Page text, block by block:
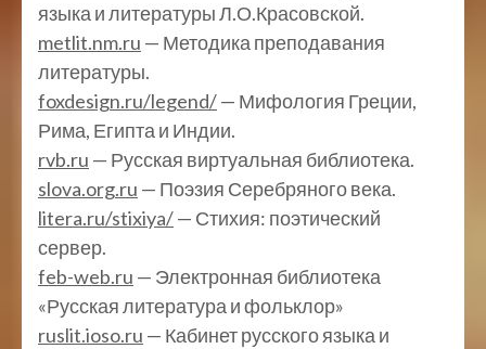
языка и литературы Л.О.Красовской.
metlit.nm.ru — Методика преподавания
литературы.
foxdesign.ru/legend/— Мифология Греции,
Рима, Египта и Индии.
rvb.ru — Русская виртуальная библиотека.
slova.org.ru — Поэзия Серебряного века.
litera.ru/stixiya/— Стихия: поэтический
сервер.
feb-web.ru — Электронная библиотека
«Русская литература и фольклор»
ruslit.ioso.ru — Кабинет русского языка и